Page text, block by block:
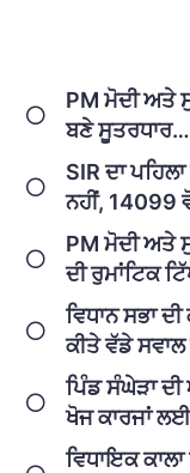
PM ਮੋਦੀ ਅਤੇ
ਬਣੇ
SIR ਦਾ
ਨਹੀਂ, 14099
PM ਮੋਦੀ ਅਤੇ
ਦੀ ਰੁਮਾਂਟਿਕ
ਵਿਧਾਨ ਸਭਾ
ਕੀਤੇ ਵੱਡੇ
ਪਿੰਡ ਸੰਘੇੜਾ
ਖੋਜ ਕਾਰਜਾਂ ਲਈ
ਵਿਧਾਇਕ